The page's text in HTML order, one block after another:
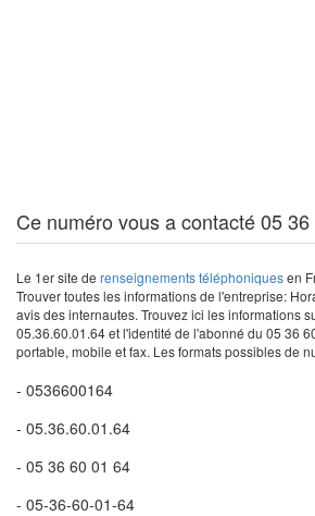
Ce numéro vous a contacté 05
Le 1er site de renseignements téléphoniquesen
Trouver toutes les informations de l'entreprise:
avis des internautes. Trouvez ici les informations
05.36.60.01.64 et l'identité de l'abonné du 05 36
portable, mobile et fax. Les formats possibles de
- 0536600164
- 05.36.60.01.64
- 05 36 60 01 64
- 05-36-60-01-64